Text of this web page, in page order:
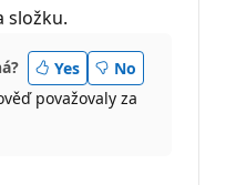
složku.
Yes
No
považovaly za